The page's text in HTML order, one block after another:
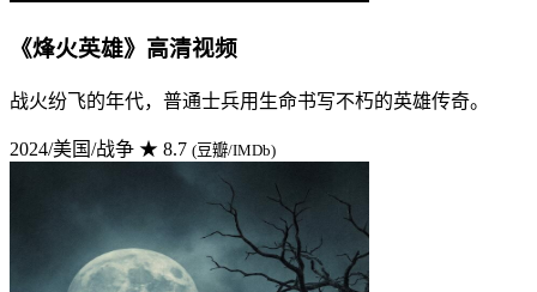
《烽火英雄》高清视频
战火纷飞的年代，普通士兵用生命书写不朽的英雄传奇。
2024/美国/战争 ★ 8.7 (豆瓣/IMDb)